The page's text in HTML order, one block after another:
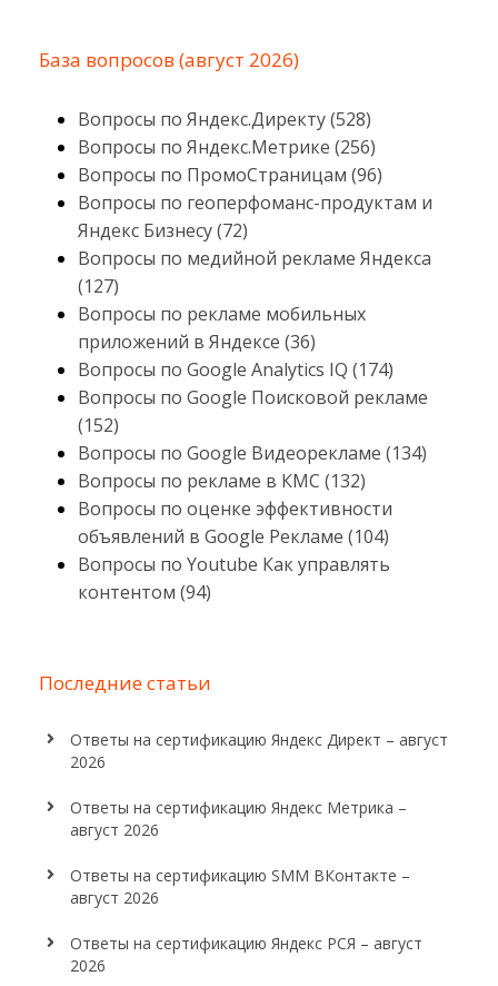
База вопросов (август 2026)
Вопросы по Яндекс.Директу (528)
Вопросы по Яндекс.Метрике (256)
Вопросы по ПромоСтраницам (96)
Вопросы по геоперфоманс-продуктам и
Яндекс Бизнесу (72)
Вопросы по медийной рекламе Яндекса
(127)
Вопросы по рекламе мобильных
приложений в Яндексе (36)
Вопросы по Google Analytics IQ (174)
Вопросы по Google Поисковой рекламе
(152)
Вопросы по Google Видеорекламе (134)
Вопросы по рекламе в КМС (132)
Вопросы по оценке эффективности
объявлений в Google Рекламе (104)
Вопросы по Youtube Как управлять
контентом (94)
Последние статьи
Ответы на сертификацию Яндекс Директ – август
2026
Ответы на сертификацию Яндекс Метрика –
август 2026
Ответы на сертификацию SMM ВКонтакте –
август 2026
Ответы на сертификацию Яндекс РСЯ – август
2026